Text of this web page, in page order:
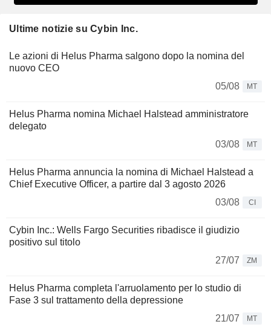
Ultime notizie su Cybin Inc.
Le azioni di Helus Pharma salgono dopo la nomina del
nuovo CEO
05/08
MT
Helus Pharma nomina Michael Halstead amministratore
delegato
03/08
MT
Helus Pharma annuncia la nomina di Michael Halstead a
Chief Executive Officer, a partire dal 3 agosto 2026
03/08
CI
Cybin Inc.: Wells Fargo Securities ribadisce il giudizio
positivo sul titolo
27/07
ZM
Helus Pharma completa l'arruolamento per lo studio di
Fase 3 sul trattamento della depressione
21/07
MT